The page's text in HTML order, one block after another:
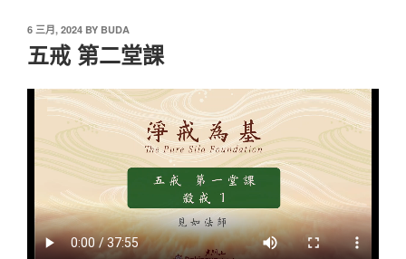
POSTED
ON
6 三月, 2024 BY BUDA
五戒 第二堂課